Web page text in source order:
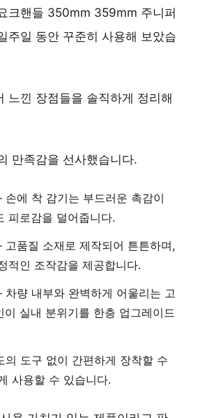
크핸들 350mm 359mm 주니퍼
주일 동안 꾸준히 사용해 보았습
느낀 장점들을 솔직하게 정리해
만족감을 선사했습니다.
손에 착 감기는 부드러운 촉감이
피로감을 덜어줍니다.
고품질 소재 로 제작되어 튼튼하며,
적인 조작감을 제공합니다.
차량 내부와 완벽하게 어울리는 고
이 실내 분위기를 한층 업그레이드
의 도구 없이 간편하게 장착할 수
사용할 수 있습니다.